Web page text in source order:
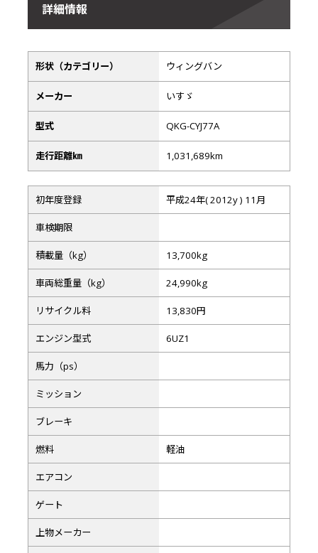
詳細情報
形状（カテゴリー） ウィングバン
メーカー いすゞ
型式 QKG-CYJ77A
走行距離㎞ 1,031,689km
初年度登録 平成24年( 2012y ) 11月
車検期限
積載量（kg） 13,700kg
車両総重量（kg） 24,990kg
リサイクル料 13,830円
エンジン型式 6UZ1
馬力（ps）
ミッション
ブレーキ
燃料 軽油
エアコン
ゲート
上物メーカー